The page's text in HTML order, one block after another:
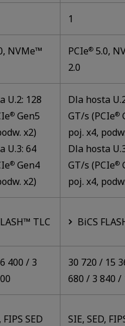
1
NVMe™
PCIe® 5.0,
2.0
U.2: 128
® Gen5
x2)
U.3: 64
® Gen4
x2)
Dla hosta
GT/s (PCIe®
poj. x4,
Dla hosta
GT/s (PCIe®
poj. x4,
TLC BiCS
400 / 3
30 720 / 15
680 / 3 840 /
FIPS SED SIE, SED,